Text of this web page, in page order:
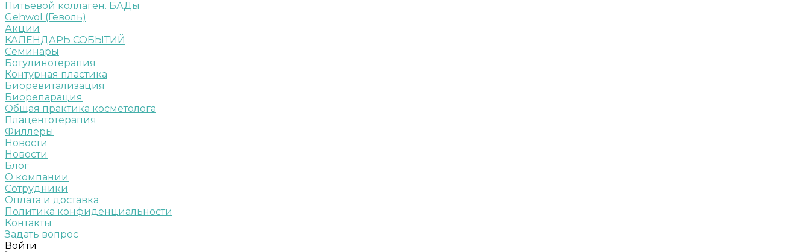
Питьевой коллаген. БАДы
Gehwol (Геволь)
Акции
КАЛЕНДАРЬ СОБЫТИЙ
Семинары
Ботулинотерапия
Контурная пластика
Биоревитализация
Биорепарация
Общая практика косметолога
Плацентотерапия
Филлеры
Новости
Новости
Блог
О компании
Сотрудники
Оплата и доставка
Политика конфиденциальности
Контакты
Задать вопрос
Войти